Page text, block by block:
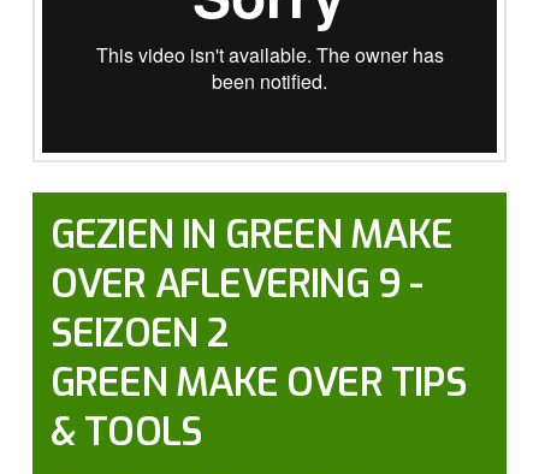
GEZIEN IN GREEN MAKE
OVER AFLEVERING 9 -
SEIZOEN 2
GREEN MAKE OVER TIPS
& TOOLS